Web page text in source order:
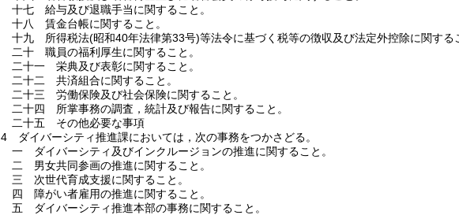
十七
給与及び退職手当に関すること。
十八
賃金台帳に関すること。
十九
所得税法(昭和40年法律第33号)等法令に基づく税等の徴収及び法定外控除に関する
二十
職員の福利厚生に関すること。
二十一
栄典及び表彰に関すること。
二十二
共済組合に関すること。
二十三
労働保険及び社会保険に関すること。
二十四
所掌事務の調査，統計及び報告に関すること。
二十五
その他必要な事項
4
ダイバーシティ推進課においては，次の事務をつかさどる。
一
ダイバーシティ及びインクルージョンの推進に関すること。
二
男女共同参画の推進に関すること。
三
次世代育成支援に関すること。
四
障がい者雇用の推進に関すること。
五
ダイバーシティ推進本部の事務に関すること。